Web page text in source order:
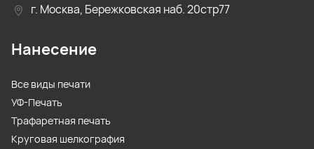
г. Москва, Бережковская наб. 20стр77
Нанесение
Все виды печати
УФ-Печать
Трафаретная печать
Круговая шелкография